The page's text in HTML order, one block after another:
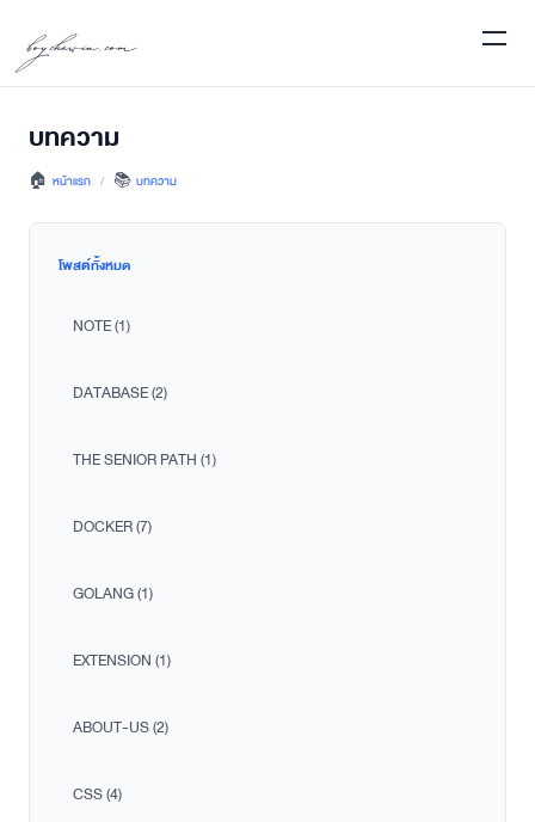
boychawin.com
บทความ
🏠 หน้าแรก / 📚 บทความ
โพสต์ทั้งหมด
NOTE (1)
DATABASE (2)
THE SENIOR PATH (1)
DOCKER (7)
GOLANG (1)
EXTENSION (1)
ABOUT-US (2)
CSS (4)